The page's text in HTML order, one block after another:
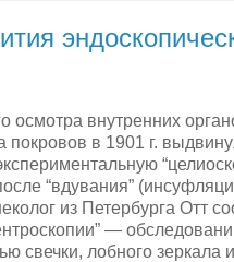
осмотра внутренних
покровов в 1901 г.
“вдувания”
из Петербурга Отт
—
свечки, лобного зеркала